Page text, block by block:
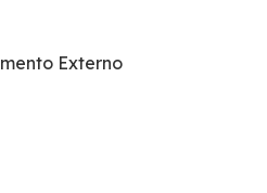
Externo